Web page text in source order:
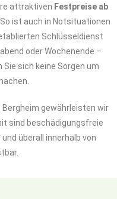
attraktiven Festpreise ab
. So ist auch in Notsituationen
Schlüsseldienst
oder Wochenende –
sich keine Sorgen um
gewährleisten wir
sind beschädigungsfreie
überall innerhalb von